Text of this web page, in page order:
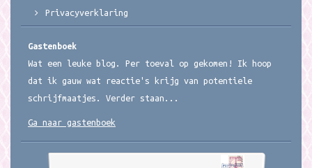
Privacyverklaring
Gastenboek
Wat een leuke blog. Per toeval op gekomen! Ik hoop
dat ik gauw wat reactie's krijg van potentiele
schrijfmaatjes. Verder staan...
Ga naar gastenboek